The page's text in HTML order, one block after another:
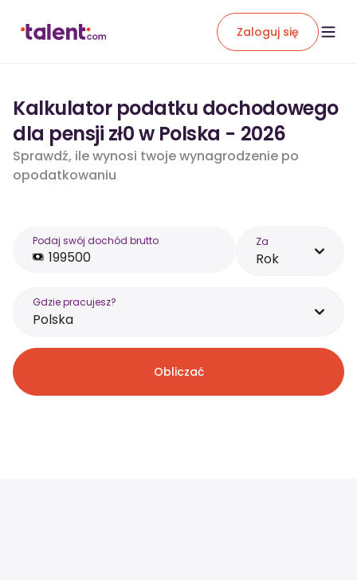
Zaloguj się
Kalkulator podatku dochodowego
dla pensji zł0 w Polska - 2026
Sprawdź, ile wynosi twoje wynagrodzenie po
opodatkowaniu
Podaj swój dochód brutto Za
Rok
Gdzie pracujesz?
Polska
Obliczać